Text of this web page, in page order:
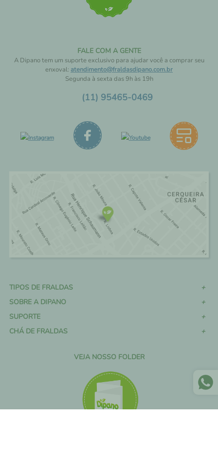
FALE COM A GENTE
A Dipano tem um suporte exclusivo para ajudar você a comprar seu
enxoval: atendimento@fraldasdipano.com.br
Segunda à sexta das 9h às 19h
(11) 95465-0469
TIPOS DE FRALDAS
SOBRE A DIPANO
SUPORTE
CHÁ DE FRALDAS
VEJA NOSSO FOLDER